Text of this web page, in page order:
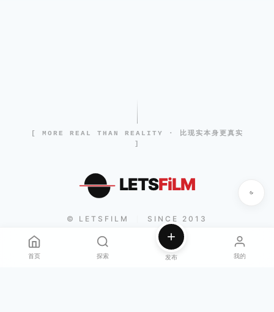
[ MORE REAL THAN REALITY · 比现实本身更真实
]
LETSFiLM
© LETSFILM SINCE 2013
首页 探索 发布 我的